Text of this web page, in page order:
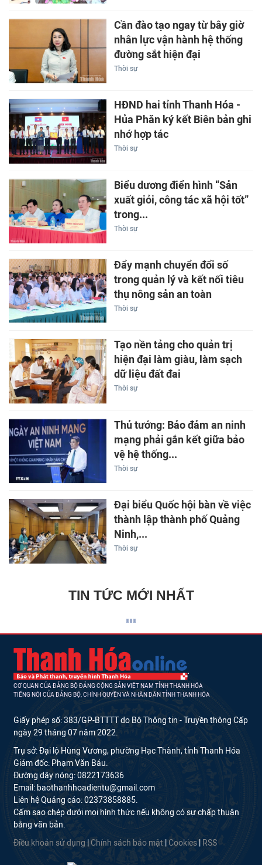
Cần đào tạo ngay từ bây giờ
nhân lực vận hành hệ thống
đường sắt hiện đại
Thời sự
HĐND hai tỉnh Thanh Hóa -
Hủa Phăn ký kết Biên bản ghi
nhớ hợp tác
Thời sự
Biểu dương điển hình “Sản
xuất giỏi, công tác xã hội tốt”
trong...
Thời sự
Đẩy mạnh chuyển đổi số
trong quản lý và kết nối tiêu
thụ nông sản an toàn
Thời sự
Tạo nền tảng cho quản trị
hiện đại làm giàu, làm sạch
dữ liệu đất đai
Thời sự
Thủ tướng: Bảo đảm an ninh
mạng phải gắn kết giữa bảo
vệ hệ thống...
Thời sự
Đại biểu Quốc hội bàn về việc
thành lập thành phố Quảng
Ninh,...
Thời sự
TIN TỨC MỚI NHẤT
CƠ QUAN CỦA ĐẢNG BỘ ĐẢNG CỘNG SẢN VIỆT NAM TỈNH THANH HÓA
TIẾNG NÓI CỦA ĐẢNG BỘ, CHÍNH QUYỀN VÀ NHÂN DÂN TỈNH THANH HÓA
Giấy phép số: 383/GP-BTTTT do Bộ Thông tin - Truyền thông Cấp
ngày 29 tháng 07 năm 2022.
Trụ sở: Đại lộ Hùng Vương, phường Hạc Thành, tỉnh Thanh Hóa
Giám đốc: Phạm Văn Báu.
Đường dây nóng: 0822173636
Email: baothanhhoadientu@gmail.com
Liên hệ Quảng cáo: 02373858885.
Cấm sao chép dưới mọi hình thức nếu không có sự chấp thuận
bằng văn bản.
Điều khoản sử dụng Chính sách bảo mật Cookies RSS